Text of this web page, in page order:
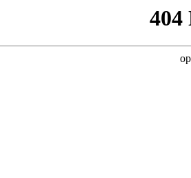
404